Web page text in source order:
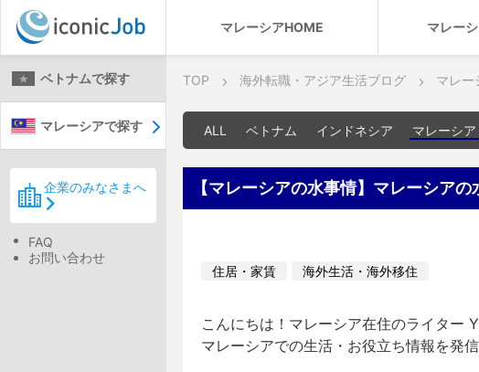
マレーシアHOME マレー
ベトナムで探す
マレーシアで探す
企業のみなさまへ
FAQ
お問い合わせ
TOP 海外転職・アジア生活ブログ マレー
ALL ベトナム インドネシア マレーシア
【マレーシアの水事情】マレーシア
住居・家賃 海外生活・海外移住
こんにちは！マレーシア在住のライター
マレーシアでの生活・お役立ち情報を発